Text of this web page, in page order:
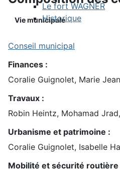
Le fort WAGNER
Historique
Vie municipale
Conseil municipal
Finances :
Coralie Guignolet, Marie
Travaux :
Robin Heintz, Mohamad
Urbanisme et patrimoine :
Coralie Guignolet, Isabelle
Mobilité et sécurité routière